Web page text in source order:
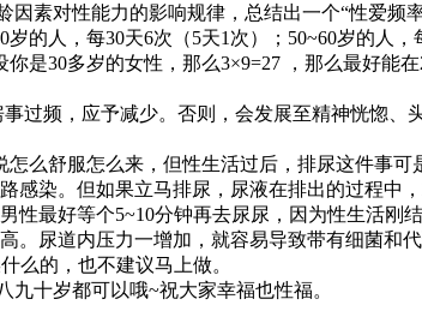
素对性能力的影响规律，总结出一个“性爱频
的人，每30天6次（5天1次）；50~60岁的人
是30多岁的女性，那么3×9=27 ，那么最好能
过频，应予减少。否则，会发展至精神恍惚、
么舒服怎么来，但性生活过后，排尿这件事
染。但如果立马排尿，尿液在排出的过程中
最好等个5~10分钟再去尿尿，因为性生活刚
尿道内压力一增加，就容易导致带有细菌和
么的，也不建议马上做。
十岁都可以哦~祝大家幸福也性福。